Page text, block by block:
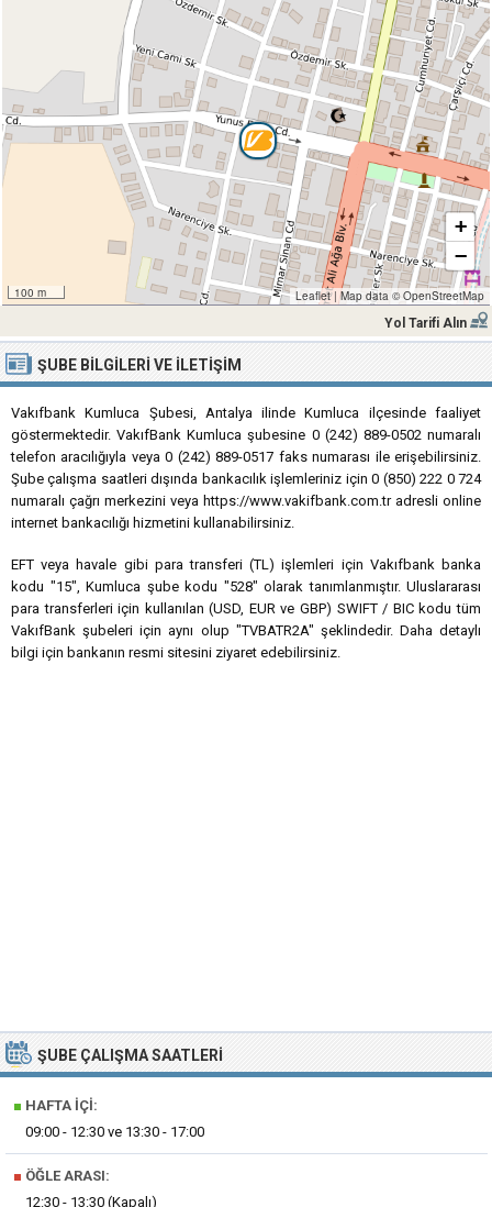
100 m
+
−
Leaflet | Map data ©OpenStreetMap
Yol Tarifi Alın
ŞUBE BILGILERI VE İLETIŞIM
Vakıfbank Kumluca Şubesi, Antalya ilinde Kumluca ilçesinde faaliyet
göstermektedir. VakıfBank Kumluca şubesine 0 (242) 889-0502 numaralı
telefon aracılığıyla veya 0 (242) 889-0517 faks numarası ile erişebilirsiniz.
Şube çalışma saatleri dışında bankacılık işlemleriniz için 0 (850) 222 0 724
numaralı çağrı merkezini veya https://www.vakifbank.com.tr adresli online
internet bankacılığı hizmetini kullanabilirsiniz.
EFT veya havale gibi para transferi (TL) işlemleri için Vakıfbank banka
kodu "15", Kumluca şube kodu "528" olarak tanımlanmıştır. Uluslararası
para transferleri için kullanılan (USD, EUR ve GBP) SWIFT / BIC kodu tüm
VakıfBank şubeleri için aynı olup "TVBATR2A" şeklindedir. Daha detaylı
bilgi için bankanın resmi sitesini ziyaret edebilirsiniz.
ŞUBE ÇALIŞMA SAATLERI
■ HAFTA İÇI:
09:00 - 12:30 ve 13:30 - 17:00
■ ÖĞLE ARASI:
12:30 - 13:30 (Kapalı)